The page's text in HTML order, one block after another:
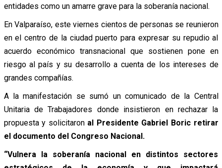
entidades como un amarre grave para la soberanía nacional.
En Valparaíso, este viernes cientos de personas se reunieron
en el centro de la ciudad puerto para expresar su repudio al
acuerdo económico transnacional que sostienen pone en
riesgo al país y su desarrollo a cuenta de los intereses de
grandes compañías.
A la manifestación se sumó un comunicado de la Central
Unitaria de Trabajadores donde insistieron en rechazar la
propuesta y solicitaron al Presidente Gabriel Boric retirar
el documento del Congreso Nacional.
“Vulnera la soberanía nacional en distintos sectores